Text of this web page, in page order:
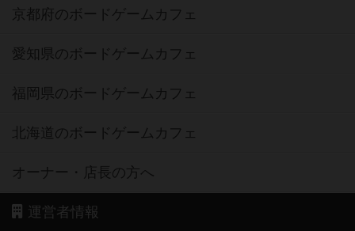
京都府のボードゲームカフェ
愛知県のボードゲームカフェ
福岡県のボードゲームカフェ
北海道のボードゲームカフェ
オーナー・店長の方へ
運営者情報